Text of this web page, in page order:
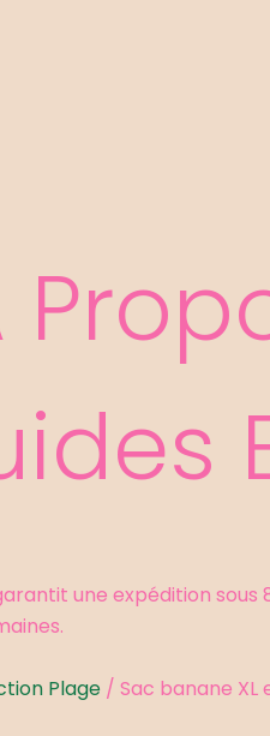
une expédition sous
Plage / Sac banane XL